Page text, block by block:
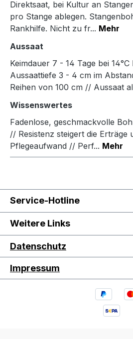
Direktsaat, bei Kultur an
pro Stange ablegen.
Rankhilfe. Nicht zu fr... Mehr
Aussaat
Keimdauer 7 - 14 Tage bei 14°C
Aussaattiefe 3 - 4 cm im
Reihen von 100 cm // Aussaat
Wissenswertes
Fadenlose, geschmackvolle
// Resistenz steigert die Erträge
Pflegeaufwand // Perf... Mehr
Service-Hotline
Weitere Links
Datenschutz
Impressum